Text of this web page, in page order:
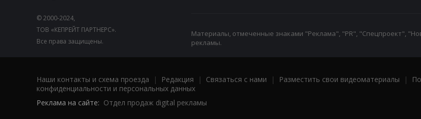
© 2000-2024,
ТОВ «КЕПРЕЙТ ПАРТНЕРС».
Все права защищены.
Материалы, отмеченные знаками "Реклама", "PR", "Спецпроект",
рекламы.
Наши контакты и схема проезда | Редакция | Связаться с нами | Разместить свои видеоматериалы |
конфиденциальности и персональных данных
Реклама на сайте: Отдел продаж digital рекламы